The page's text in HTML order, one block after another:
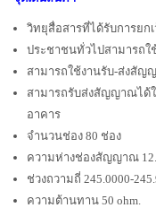
วิทยุสื่อสารที่ได้รับการยก
ประชาชนทั่วไปสามารถใ
สามารถใช้งานรับ-ส่งสัญ
สามารถรับส่งสัญญาณได้
อาคาร
จำนวนช่อง 80 ช่อง
ความห่างช่องสัญญาณ
ช่วงถวามถี่ 245.0000-
ความต้านทาน 50 ohm.